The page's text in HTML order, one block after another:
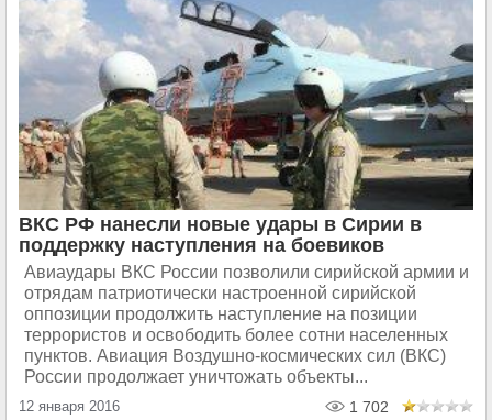
ВКС РФ нанесли новые удары в Сирии в
поддержку наступления на боевиков
Авиаудары ВКС России позволили сирийской армии и
отрядам патриотически настроенной сирийской
оппозиции продолжить наступление на позиции
террористов и освободить более сотни населенных
пунктов. Авиация Воздушно-космических сил (ВКС)
России продолжает уничтожать объекты...
12 января 2016 1 702